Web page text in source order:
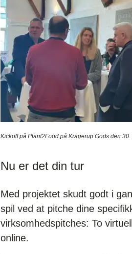
Kickoff på Plant2Food på Kragerup Gods den
Nu er det din tur
Med projektet skudt godt i
spil ved at pitche dine
virksomhedspitches: To
online.